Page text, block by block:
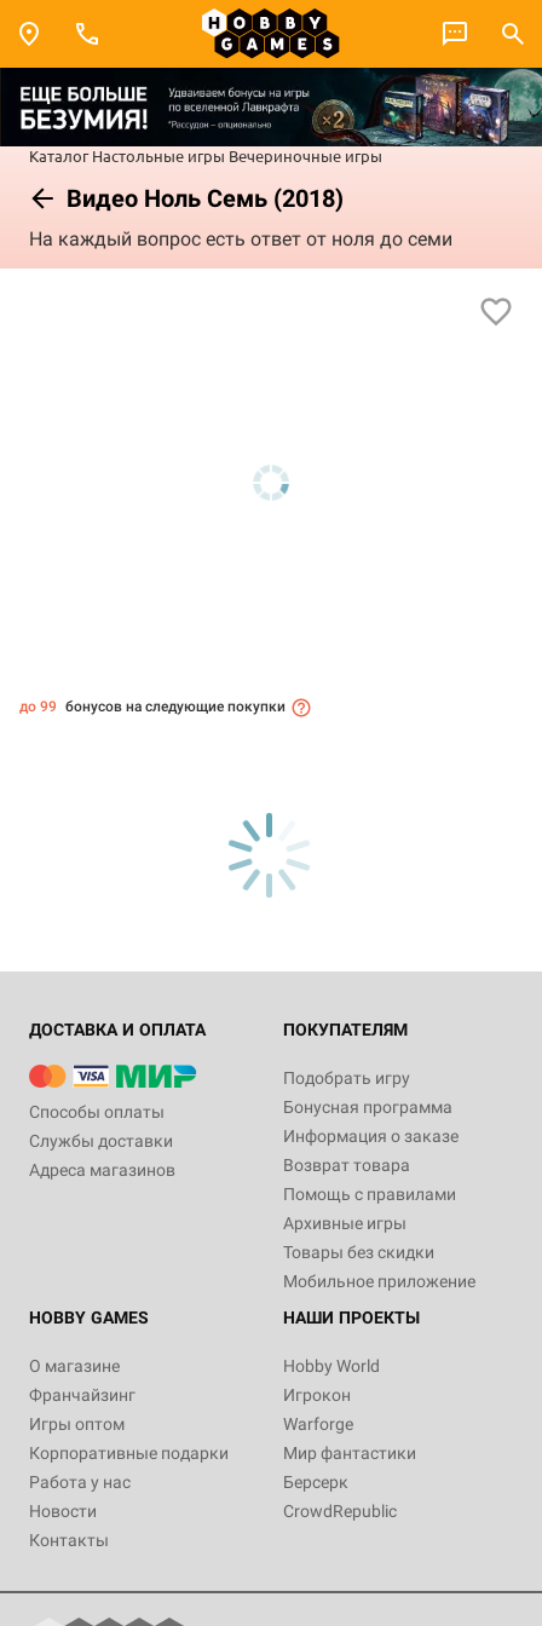
Каталог Настольные игры Вечериночные игры
Видео Ноль Семь (2018)
На каждый вопрос есть ответ от ноля до семи
до 99 бонусов на следующие покупки
ДОСТАВКА И ОПЛАТА
Способы оплаты
Службы доставки
Адреса магазинов
ПОКУПАТЕЛЯМ
Подобрать игру
Бонусная программа
Информация о заказе
Возврат товара
Помощь с правилами
Архивные игры
Товары без скидки
Мобильное приложение
HOBBY GAMES
О магазине
Франчайзинг
Игры оптом
Корпоративные подарки
Работа у нас
Новости
Контакты
НАШИ ПРОЕКТЫ
Hobby World
Игрокон
Warforge
Мир фантастики
Берсерк
CrowdRepublic